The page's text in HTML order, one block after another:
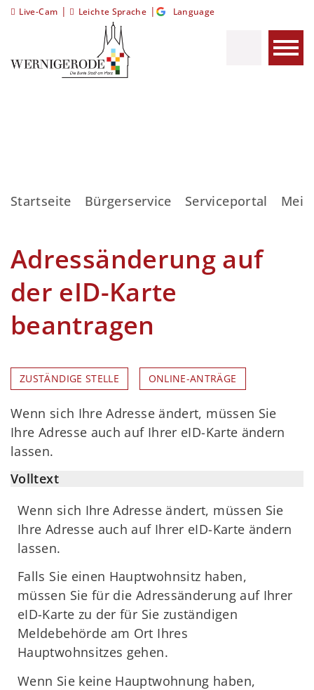
Live-Cam | Leichte Sprache | Language
Startseite Bürgerservice Serviceportal
Adressänderung auf
der eID-Karte
beantragen
ZUSTÄNDIGE STELLE ONLINE-ANTRÄGE
Wenn sich Ihre Adresse ändert, müssen Sie
Ihre Adresse auch auf Ihrer eID-Karte ändern
lassen.
Volltext
Wenn sich Ihre Adresse ändert, müssen Sie
Ihre Adresse auch auf Ihrer eID-Karte ändern
lassen.
Falls Sie einen Hauptwohnsitz haben,
müssen Sie für die Adressänderung auf Ihrer
eID-Karte zu der für Sie zuständigen
Meldebehörde am Ort Ihres
Hauptwohnsitzes gehen.
Wenn Sie keine Hauptwohnung haben,